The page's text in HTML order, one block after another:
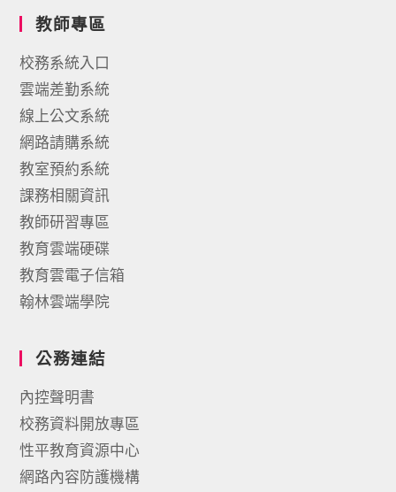
教師專區
校務系統入口
雲端差勤系統
線上公文系統
網路請購系統
教室預約系統
課務相關資訊
教師研習專區
教育雲端硬碟
教育雲電子信箱
翰林雲端學院
公務連結
內控聲明書
校務資料開放專區
性平教育資源中心
網路內容防護機構